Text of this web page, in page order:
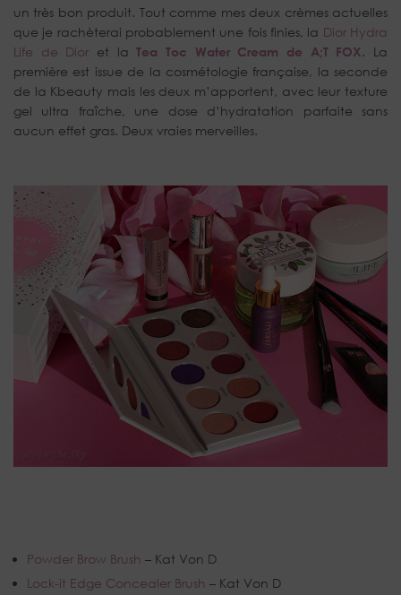
un très bon produit. Tout comme mes deux crèmes actuelles
que je rachèterai probablement une fois finies, la Dior Hydra
Life de Dior et laTea Toc Water Cream de A;T FOX. La
première est issue de la cosmétologie française, la seconde
de la Kbeauty mais les deux m’apportent, avec leur texture
gel ultra fraîche, une dose d’hydratation parfaite sans
aucun effet gras. Deux vraies merveilles.
Powder Brow Brush – Kat Von D
Lock-it Edge Concealer Brush – Kat Von D